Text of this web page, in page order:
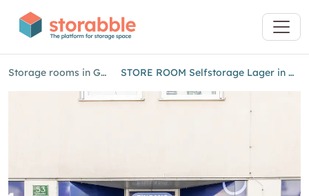
Storage rooms in Graz STORE ROOM Selfstorage Lager in Graz